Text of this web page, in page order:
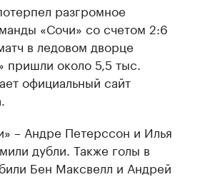
разгромное
«Сочи» со счетом 2:6
в ледовом дворце
пришли около 5,5 тыс.
официальный сайт
– Андре Петерссон и Илья
дубли. Также голы в
Бен Максвелл и Андрей